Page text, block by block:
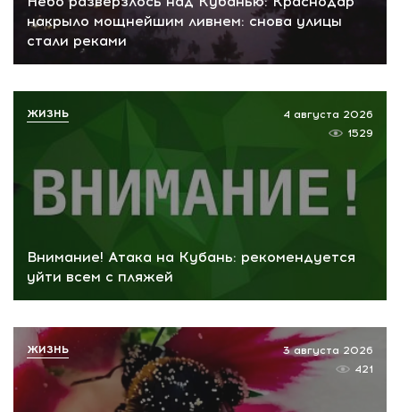
накрыло мощнейшим ливнем: снова улицы
стали реками
Внимание! Атака на Кубань: рекомендуется
уйти всем с пляжей
4 августа 2026
1529
ЖИЗНЬ
3 августа 2026
421
ЖИЗНЬ